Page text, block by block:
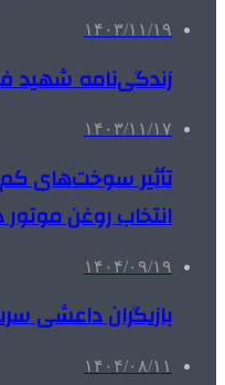
۱۴۰۳/۱۱/۱۹
زندگی‌نامه شهید
۱۴۰۳/۱۱/۱۷
انتخاب روغن
۱۴۰۴/۰۹/۱۹
بازیگران داعشی
۱۴۰۴/۰۸/۱۱